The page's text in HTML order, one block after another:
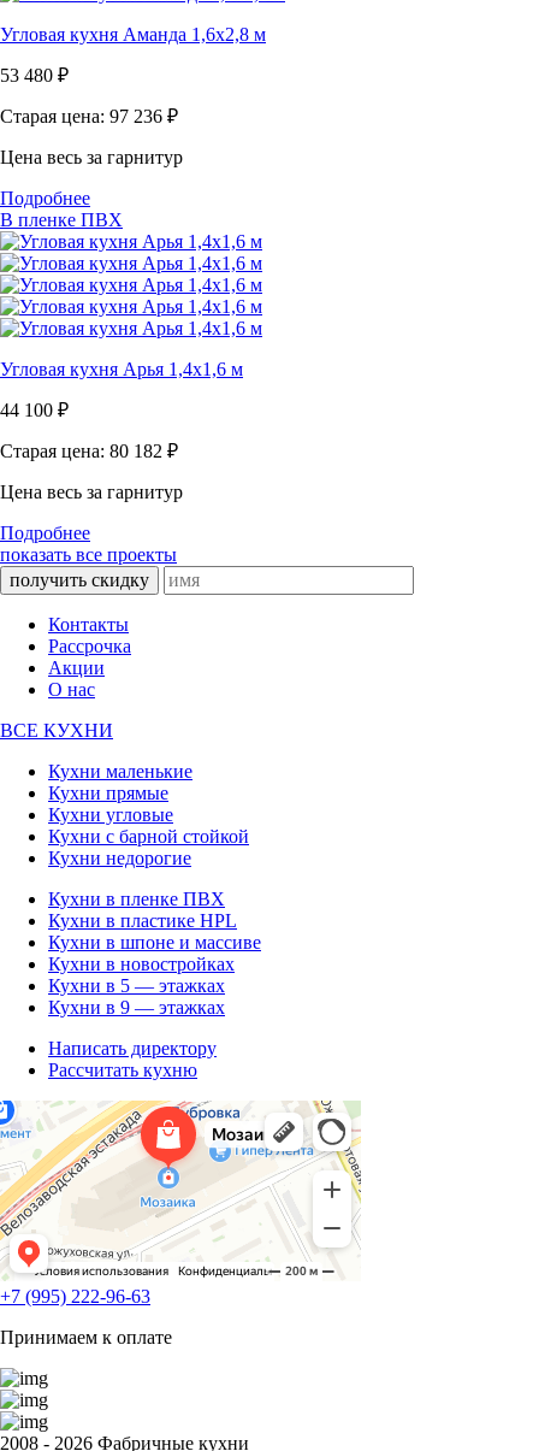
Угловая кухня Аманда 1,6х2,8 м
53 480 ₽
Старая цена: 97 236 ₽
Цена весь за гарнитур
Подробнее
В пленке ПВХ
Угловая кухня Арья 1,4х1,6 м
44 100 ₽
Старая цена: 80 182 ₽
Цена весь за гарнитур
Подробнее
показать все проекты
получить скидку
Контакты
Рассрочка
Акции
О нас
ВСЕ КУХНИ
Кухни маленькие
Кухни прямые
Кухни угловые
Кухни с барной стойкой
Кухни недорогие
Кухни в пленке ПВХ
Кухни в пластике HPL
Кухни в шпоне и массиве
Кухни в новостройках
Кухни в 5 — этажках
Кухни в 9 — этажках
Написать директору
Рассчитать кухню
+7 (995) 222-96-63
Принимаем к оплате
2008 - 2026 Фабричные кухни